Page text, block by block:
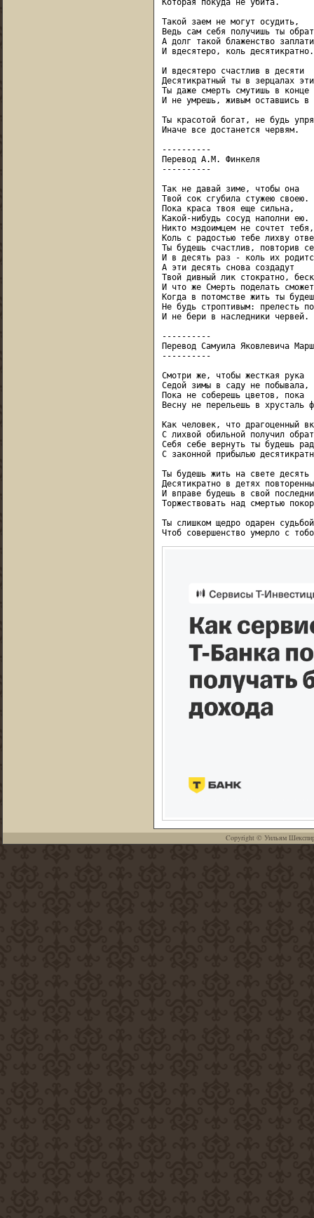
Которая покуда не убита.
Такой заем не могут осудить,
Ведь сам себя получишь ты
А долг такой блаженство
И вдесятеро, коль десятикратно.
И вдесятеро счастлив в десяти
Десятикратный ты в зерцалах
Ты даже смерть смутишь в конце
И не умрешь, живым оставшись в
Ты красотой богат, не будь
Иначе все достанется червям.
----------
Перевод А.М. Финкеля
----------
Так не давай зиме, чтобы она
Твой сок сгубила стужею своею.
Пока краса твоя еще сильна,
Какой-нибудь сосуд наполни ею.
Никто мздоимцем не сочтет тебя,
Коль с радостью тебе лихву
Ты будешь счастлив, повторив
И в десять раз - коль их
А эти десять снова создадут
Твой дивный лик стократно,
И что же Смерть поделать
Когда в потомстве жить ты
Не будь строптивым: прелесть
И не бери в наследники червей.
----------
Перевод Самуила Яковлевича
----------
Смотри же, чтобы жесткая рука
Седой зимы в саду не побывала,
Пока не соберешь цветов, пока
Весну не перельешь в хрусталь
Как человек, что драгоценный
С лихвой обильной получил
Себя себе вернуть ты будешь рад
С законной прибылью
Ты будешь жить на свете десять
Десятикратно в детях
И вправе будешь в свой
Торжествовать над смертью
Ты слишком щедро одарен
Copyright © Уильям